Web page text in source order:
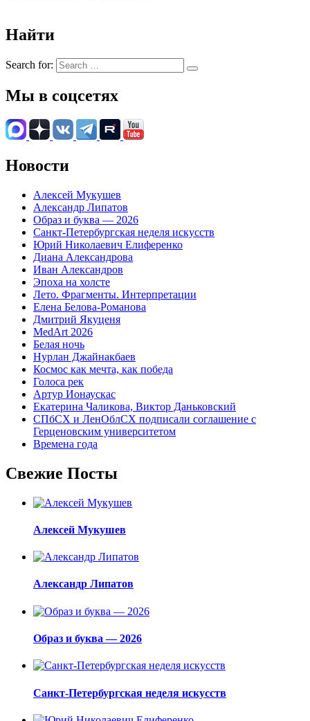
Найти
Search for:
Мы в соцсетях
Новости
Алексей Мукушев
Александр Липатов
Образ и буква — 2026
Санкт-Петербургская неделя искусств
Юрий Николаевич Елиференко
Диана Александрова
Иван Александров
Эпоха на холсте
Лето. Фрагменты. Интерпретации
Елена Белова-Романова
Дмитрий Якуценя
MedArt 2026
Белая ночь
Нурлан Джайнакбаев
Космос как мечта, как победа
Голоса рек
Артур Ионаускас
Екатерина Чаликова, Виктор Даньковский
СПбСХ и ЛенОблСХ подписали соглашение с
Герценовским университетом
Времена года
Свежие Посты
Алексей Мукушев
Александр Липатов
Образ и буква — 2026
Санкт-Петербургская неделя искусств